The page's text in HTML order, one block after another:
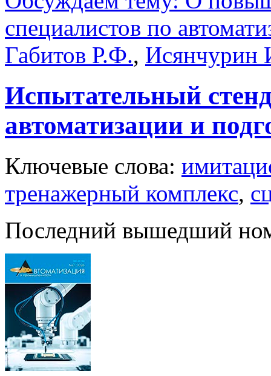
специалистов по
Габитов Р.Ф., Исянчурин
Испытательный
автоматизации и
Ключевые слова:
тренажерный комплекс,
Последний вышедший